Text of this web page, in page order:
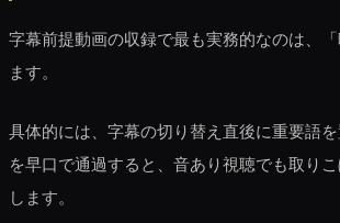
字幕前提動画の収録で最も実務的なのは、
ます。
具体的には、字幕の切り替え直後に重要語
を早口で通過すると、音あり視聴でも取り
します。